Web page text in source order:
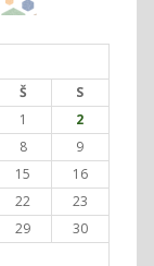
Š
S
1
2
8
9
15
16
22
23
29
30